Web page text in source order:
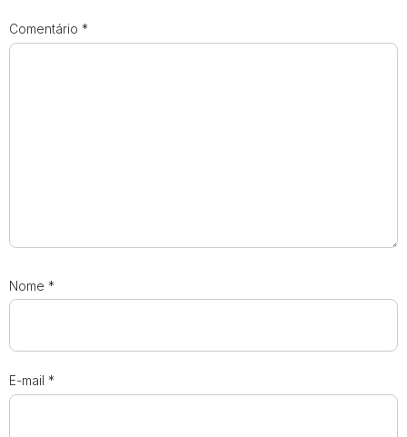
Comentário *
Nome *
E-mail *